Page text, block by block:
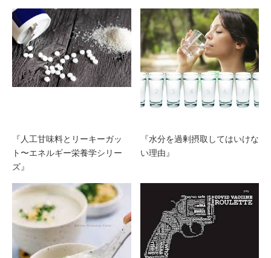
『人工甘味料とリーキーガッ
ト〜エネルギー栄養学シリー
ズ』
『水分を過剰摂取してはいけな
い理由』